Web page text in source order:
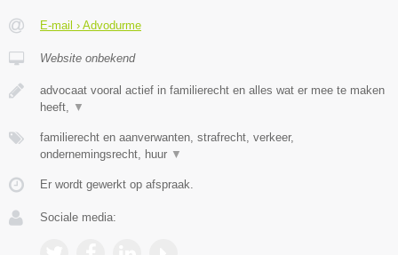
E-mail › Advodurme
Website onbekend
advocaat vooral actief in familierecht en alles wat er mee te maken
heeft,
▼
familierecht en aanverwanten, strafrecht, verkeer,
ondernemingsrecht, huur ▼
Er wordt gewerkt op afspraak.
Sociale media: